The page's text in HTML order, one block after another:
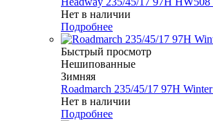
Нет в наличии
Подробнее
Быстрый просмотр
Нешипованные
Зимняя
Roadmarch 235/45/17 97H
Нет в наличии
Подробнее